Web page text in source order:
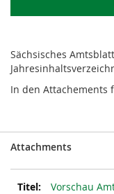
Sächsisches
In den Attachements
Attachments
Vorschau